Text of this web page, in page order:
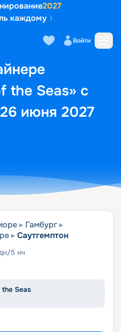
2027
каждому
Войти
the Seas» с
июня 2027
кают Маршрут и
Гамбург
Саутгемптон
/5 нч
Seas